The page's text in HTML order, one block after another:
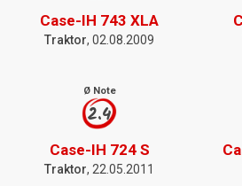
Case-IH 743 XLA
Traktor, 02.08.2009
Ø Note
2.4
Case-IH 724 S
Traktor, 22.05.2011